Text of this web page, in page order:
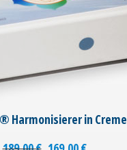
Harmonisierer in Creme